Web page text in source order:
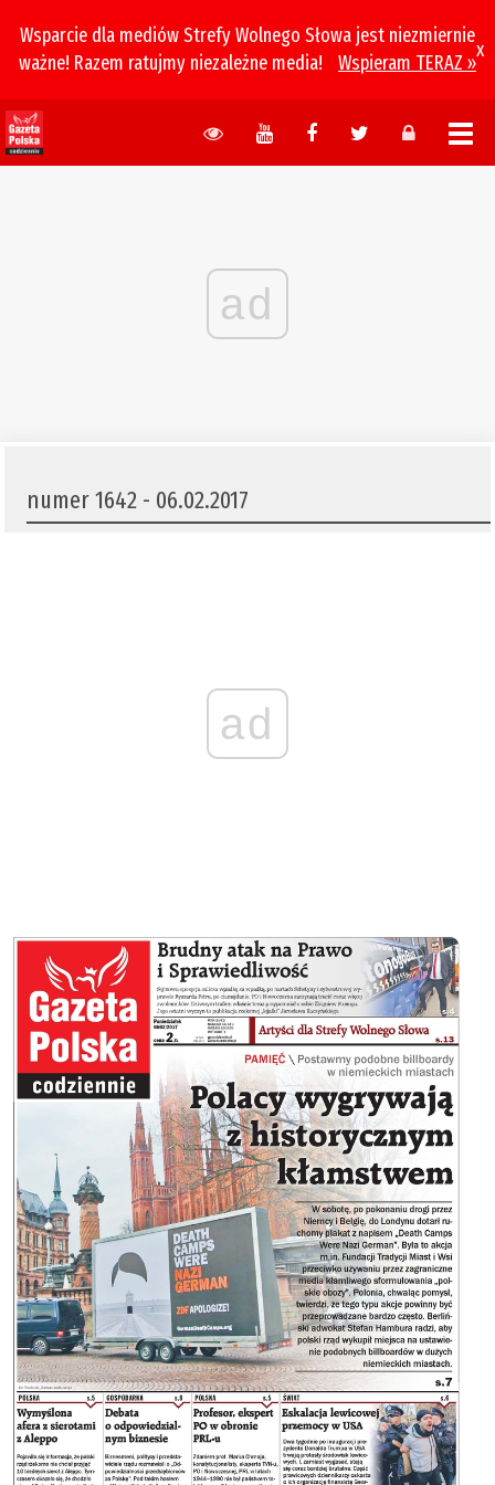
Wsparcie dla mediów Strefy Wolnego Słowa jest niezmiernie
ważne! Razem ratujmy niezależne media!
Wspieram TERAZ »
x
ad
numer 1642 - 06.02.2017
ad